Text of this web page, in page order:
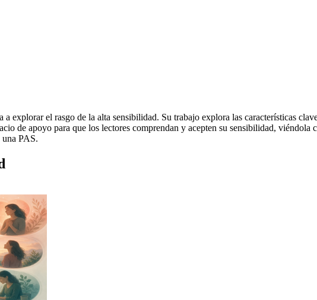
explorar el rasgo de la alta sensibilidad. Su trabajo explora las características
de apoyo para que los lectores comprendan y acepten su sensibilidad,
una PAS.